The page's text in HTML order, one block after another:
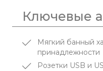
Ключевые
Мягкий банный
принадлежности
Розетки USB и